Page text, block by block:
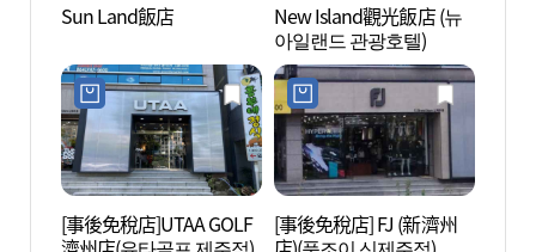
Sun Land飯店
New Island觀光飯店 (뉴
아일랜드 관광호텔)
[事後免稅店]UTAA GOLF
[事後免稅店] FJ (新濟州